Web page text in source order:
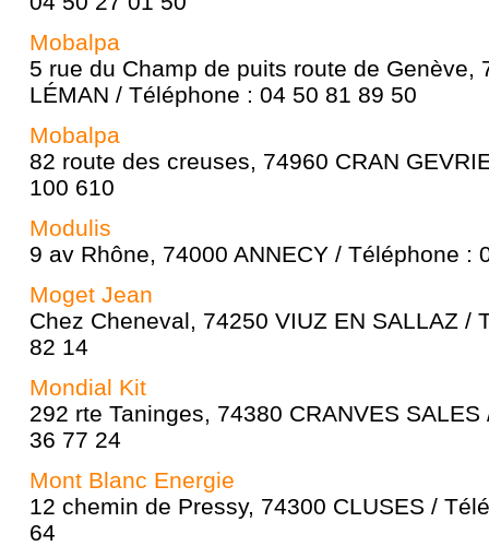
Mobalpa
5 rue du Champ de puits route de Genève,
LÉMAN / Téléphone : 04 50 81 89 50
Mobalpa
82 route des creuses, 74960 CRAN
100 610
Modulis
9 av Rhône, 74000 ANNECY / Téléphone :
Moget Jean
Chez Cheneval, 74250 VIUZ EN SALLAZ /
82 14
Mondial Kit
292 rte Taninges, 74380 CRANVES
36 77 24
Mont Blanc Energie
12 chemin de Pressy, 74300 CLUSES /
64